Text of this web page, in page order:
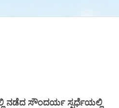
ನಡೆದ ಸೌಂದರ್ಯ ಸ್ಪರ್ಧೆಯಲ್ಲಿ